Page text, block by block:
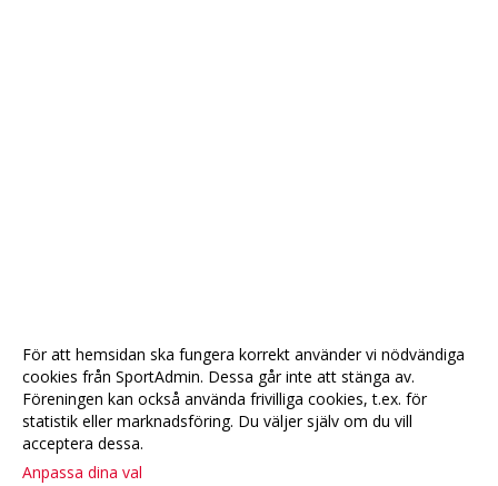
För att hemsidan ska fungera korrekt använder vi nödvändiga
cookies från SportAdmin. Dessa går inte att stänga av.
Föreningen kan också använda frivilliga cookies, t.ex. för
statistik eller marknadsföring. Du väljer själv om du vill
acceptera dessa.
Anpassa dina val